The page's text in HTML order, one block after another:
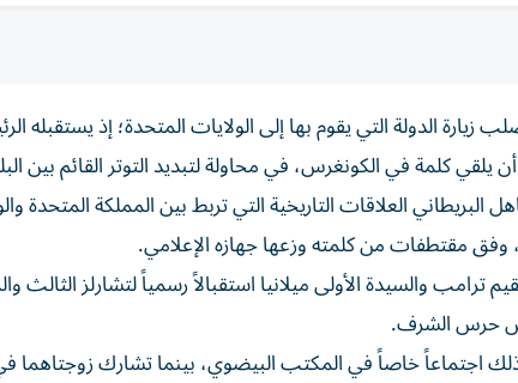
زيارة الدولة التي يقوم بها إلى الولايات المتحدة؛ إذ يستقبله
يلقي كلمة في الكونغرس، في محاولة لتبديد التوتر القائم بين
العلاقات التاريخية التي تربط بين المملكة المتحدة
وفق مقتطفات من كلمته وزعها جهازه الإعلامي.
ترامب والسيدة الأولى ميلانيا استقبالاً رسمياً لتشارلز الثالث
اجتماعاً خاصاً في المكتب البيضوي، بينما تشارك زوجتاهما في